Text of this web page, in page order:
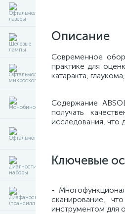
Описание
Современное
практике для
катаракта,
Содержание
получать
исследования, что
Ключевые
-
сканирование,
инструментом для